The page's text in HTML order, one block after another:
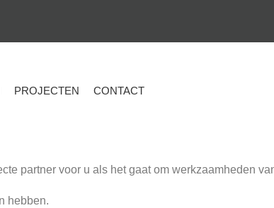
PROJECTEN CONTACT
partner voor u als het gaat om werkzaamheden
hebben.